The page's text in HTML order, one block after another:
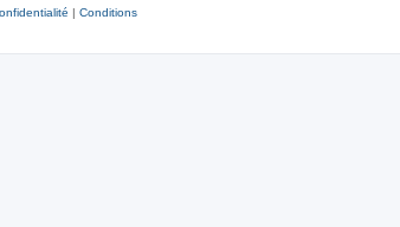
| Conditions